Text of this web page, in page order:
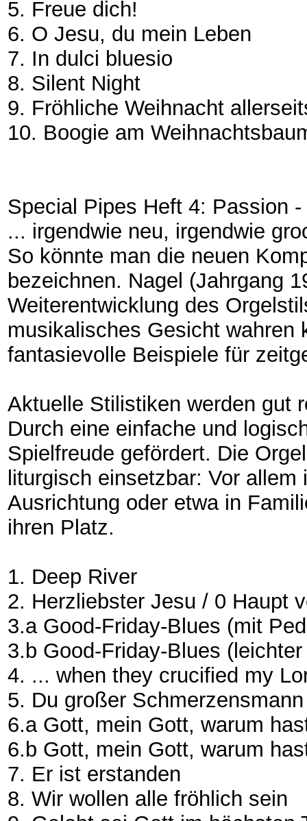
5. Freue dich!
6. O Jesu, du mein Leben
7. In dulci bluesio
8. Silent Night
9. Fröhliche Weihnacht
10. Boogie am
Special Pipes Heft 4: Passion
... irgendwie neu, irgendwie
So könnte man die neuen
bezeichnen. Nagel (Jahrgang
Weiterentwicklung des
musikalisches Gesicht wahren
fantasievolle Beispiele für
Aktuelle Stilistiken werden gut
Durch eine einfache und
Spielfreude gefördert. Die
liturgisch einsetzbar: Vor
Ausrichtung oder etwa in
ihren Platz.
1. Deep River
2. Herzliebster Jesu / 0
3.a Good-Friday-Blues (mit
3.b Good-Friday-Blues
4. ... when they crucified my
5. Du großer
6.a Gott, mein Gott, warum
6.b Gott, mein Gott, warum
7. Er ist erstanden
8. Wir wollen alle fröhlich sein